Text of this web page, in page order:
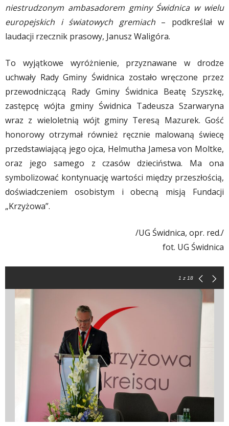
niestrudzonym ambasadorem gminy Świdnica w wielu
europejskich i światowych gremiach– podkreślał w
laudacji rzecznik prasowy, Janusz Waligóra.
To wyjątkowe wyróżnienie, przyznawane w drodze
uchwały Rady Gminy Świdnica zostało wręczone przez
przewodniczącą Rady Gminy Świdnica Beatę Szyszkę,
zastępcę wójta gminy Świdnica Tadeusza Szarwaryna
wraz z wieloletnią wójt gminy Teresą Mazurek. Gość
honorowy otrzymał również ręcznie malowaną świecę
przedstawiającą jego ojca, Helmutha Jamesa von Moltke,
oraz jego samego z czasów dzieciństwa. Ma ona
symbolizować kontynuację wartości między przeszłością,
doświadczeniem osobistym i obecną misją Fundacji
„Krzyżowa”.
/UG Świdnica, opr. red./
fot. UG Świdnica
1 z 18